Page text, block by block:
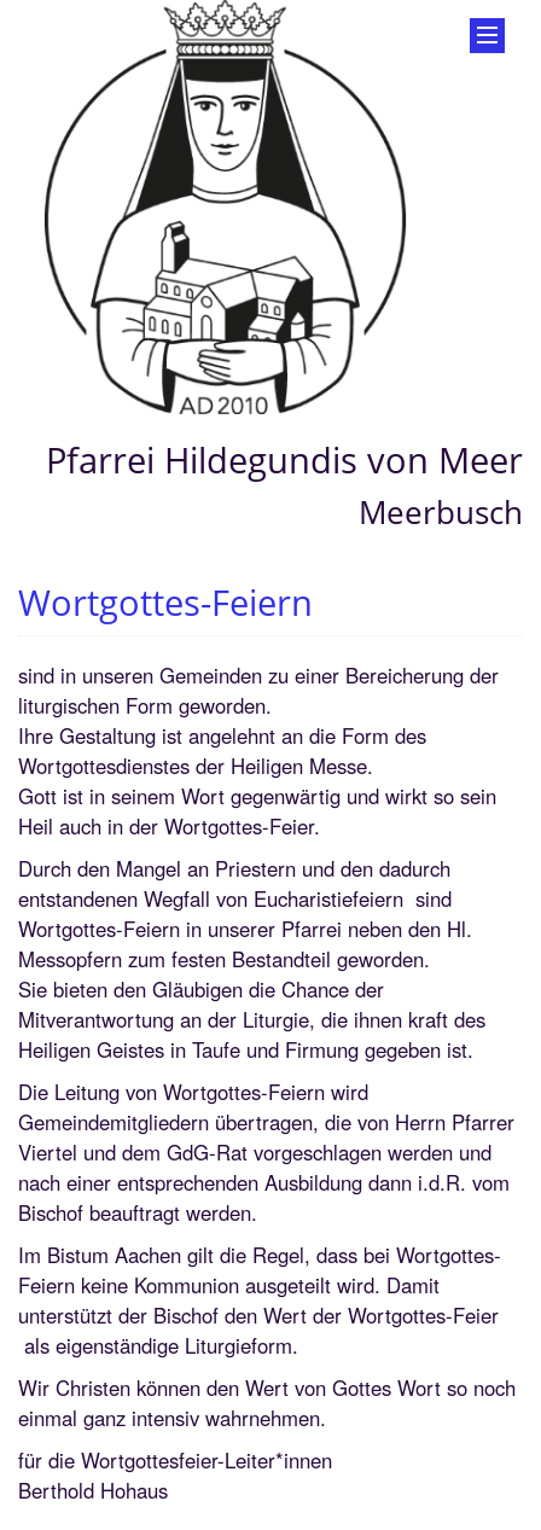
Pfarrei Hildegundis von Meer
Meerbusch
Wortgottes-Feiern
sind in unseren Gemeinden zu einer Bereicherung der
liturgischen Form geworden.
Ihre Gestaltung ist angelehnt an die Form des
Wortgottesdienstes der Heiligen Messe.
Gott ist in seinem Wort gegenwärtig und wirkt so sein
Heil auch in der Wortgottes-Feier.
Durch den Mangel an Priestern und den dadurch
entstandenen Wegfall von Eucharistiefeiern sind
Wortgottes-Feiern in unserer Pfarrei neben den Hl.
Messopfern zum festen Bestandteil geworden.
Sie bieten den Gläubigen die Chance der
Mitverantwortung an der Liturgie, die ihnen kraft des
Heiligen Geistes in Taufe und Firmung gegeben ist.
Die Leitung von Wortgottes-Feiern wird
Gemeindemitgliedern übertragen, die von Herrn Pfarrer
Viertel und dem GdG-Rat vorgeschlagen werden und
nach einer entsprechenden Ausbildung dann i.d.R. vom
Bischof beauftragt werden.
Im Bistum Aachen gilt die Regel, dass bei Wortgottes-
Feiern keine Kommunion ausgeteilt wird. Damit
unterstützt der Bischof den Wert der Wortgottes-Feier
als eigenständige Liturgieform.
Wir Christen können den Wert von Gottes Wort so noch
einmal ganz intensiv wahrnehmen.
für die Wortgottesfeier-Leiter*innen
Berthold Hohaus